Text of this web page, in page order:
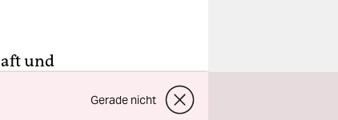
und
Gerade nicht